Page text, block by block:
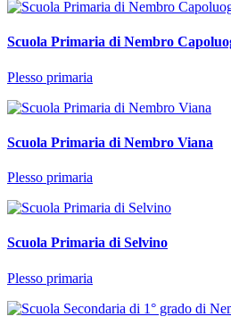
Scuola Primaria di Nembro
Plesso primaria
Scuola Primaria di Nembro Viana
Plesso primaria
Scuola Primaria di Selvino
Plesso primaria